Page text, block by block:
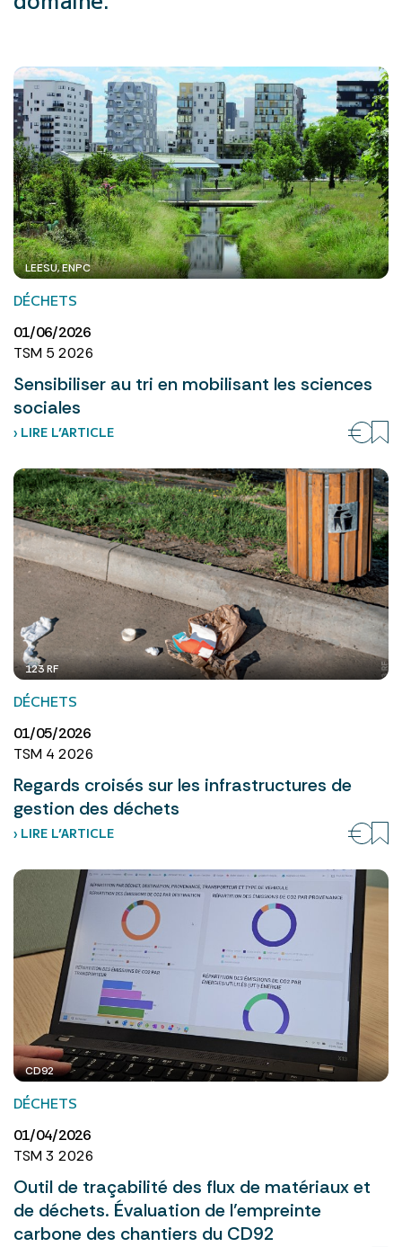
LEESU, ENPC
DÉCHETS
01/06/2026
TSM 5 2026
Sensibiliser au tri en mobilisant les sciences
sociales
› LIRE L’ARTICLE
123 RF
DÉCHETS
01/05/2026
TSM 4 2026
Regards croisés sur les infrastructures de
gestion des déchets
› LIRE L’ARTICLE
CD92
DÉCHETS
01/04/2026
TSM 3 2026
Outil de traçabilité des flux de matériaux et
de déchets. Évaluation de l’empreinte
carbone des chantiers du CD92